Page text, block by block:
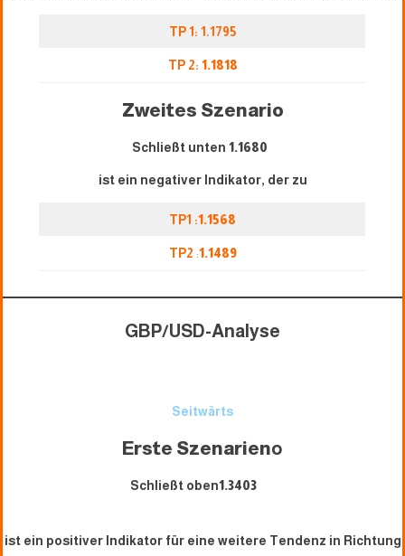
TP 1: 1.1795
TP 2: 1.1818
Zweites Szenario
Schließt unten 1.1680
ist ein negativer Indikator, der zu
TP1 :1.1568
TP2 :1.1489
GBP/USD-Analyse
Seitwärts
Erste Szenarieno
Schließt oben1.3403
ist ein positiver Indikator für eine weitere Tendenz in Richtung